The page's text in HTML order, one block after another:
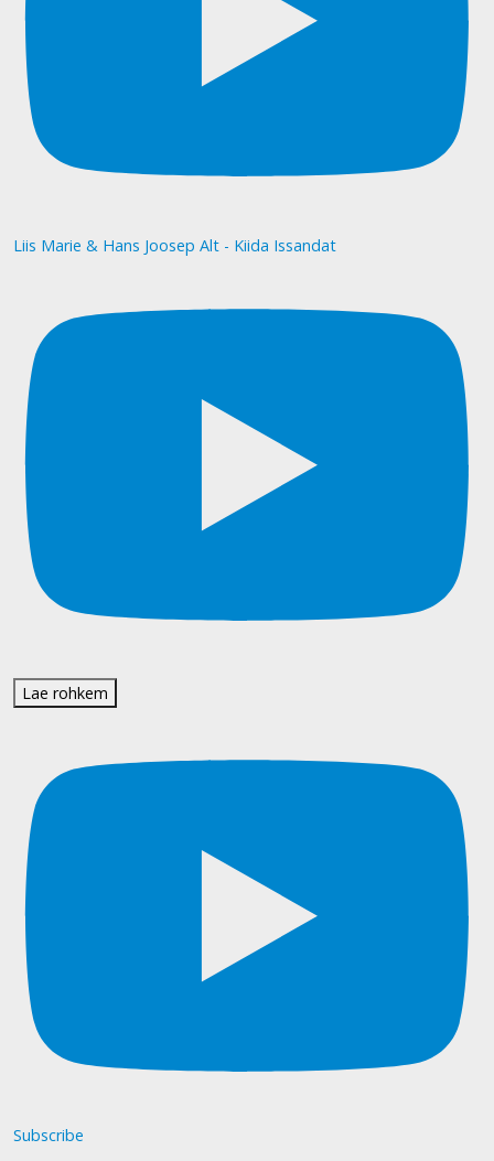
Liis Marie & Hans Joosep Alt - Kiida Issandat
Lae rohkem
Subscribe